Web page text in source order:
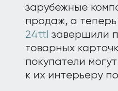
зарубежные
продаж, а
24ttl завершили
товарных
покупатели
к их интерьеру